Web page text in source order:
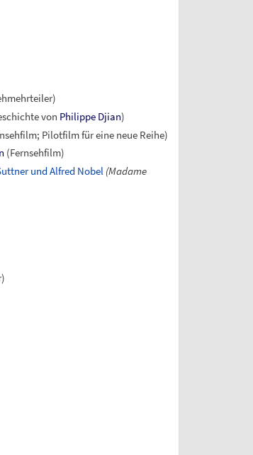
von Philippe Djian)
Pilotfilm für eine neue Reihe)
(Fernsehfilm)
und Alfred Nobel (Madame